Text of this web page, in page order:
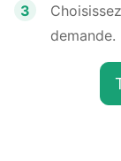
3
demande.